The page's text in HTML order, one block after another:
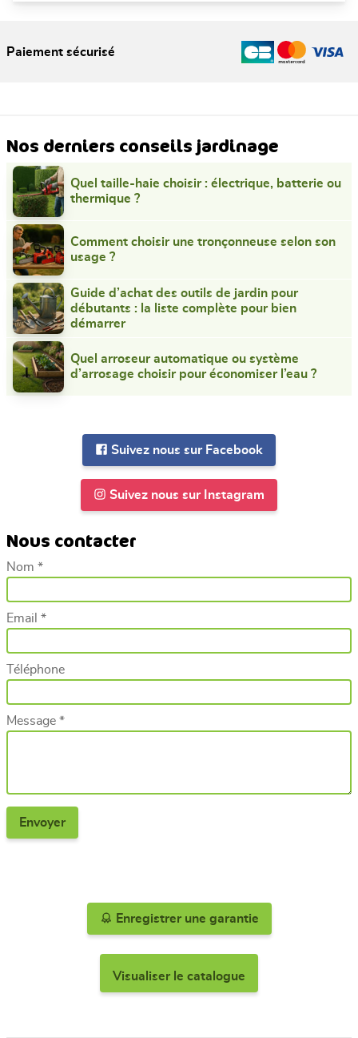
Paiement sécurisé
Nos derniers conseils jardinage
Quel taille-haie choisir : électrique, batterie ou
thermique ?
Comment choisir une tronçonneuse selon son
usage ?
Guide d’achat des outils de jardin pour
débutants : la liste complète pour bien
démarrer
Quel arroseur automatique ou système
d’arrosage choisir pour économiser l’eau ?
Suivez nous sur Facebook
Suivez nous sur Instagram
Nous contacter
Nom *
Email *
Téléphone
Message *
Enregistrer une garantie
Visualiser le catalogue